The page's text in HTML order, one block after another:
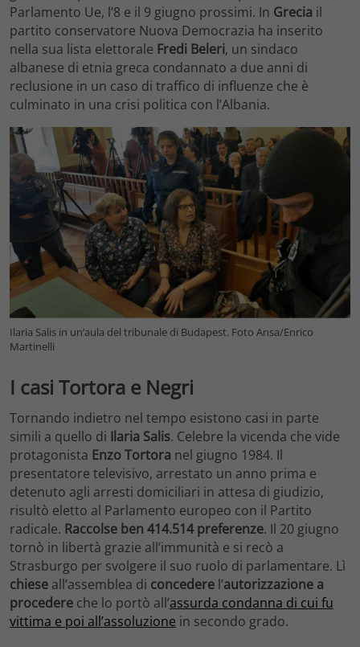
Parlamento Ue, l’8 e il 9 giugno prossimi. In Grecia il
partito conservatore Nuova Democrazia ha inserito
nella sua lista elettorale Fredi Beleri, un sindaco
albanese di etnia greca condannato a due anni di
reclusione in un caso di traffico di influenze che è
culminato in una crisi politica con l’Albania.
Ilaria Salis in un’aula del tribunale di Budapest. Foto Ansa/Enrico
Martinelli
I casi Tortora e Negri
Tornando indietro nel tempo esistono casi in parte
simili a quello di Ilaria Salis. Celebre la vicenda che vide
protagonista Enzo Tortora nel giugno 1984. Il
presentatore televisivo, arrestato un anno prima e
detenuto agli arresti domiciliari in attesa di giudizio,
risultò eletto al Parlamento europeo con il Partito
radicale. Raccolse ben 414.514 preferenze. Il 20 giugno
tornò in libertà grazie all’immunità e si recò a
Strasburgo per svolgere il suo ruolo di parlamentare. Lì
chiese all’assemblea di concedere l’autorizzazione a
procedere che lo portò all’assurda condanna di cui fu
vittima e poi all’assoluzione in secondo grado.